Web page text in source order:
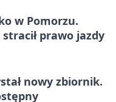
w Pomorzu.
prawo jazdy
nowy zbiornik.